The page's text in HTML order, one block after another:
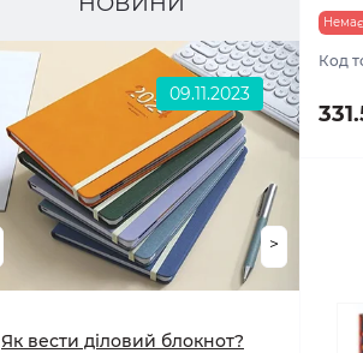
09.11.2023
Як вести діловий блокнот?
>
Код